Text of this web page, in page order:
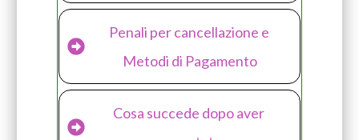
Penali per cancellazione e
Metodi di Pagamento
Cosa succede dopo aver